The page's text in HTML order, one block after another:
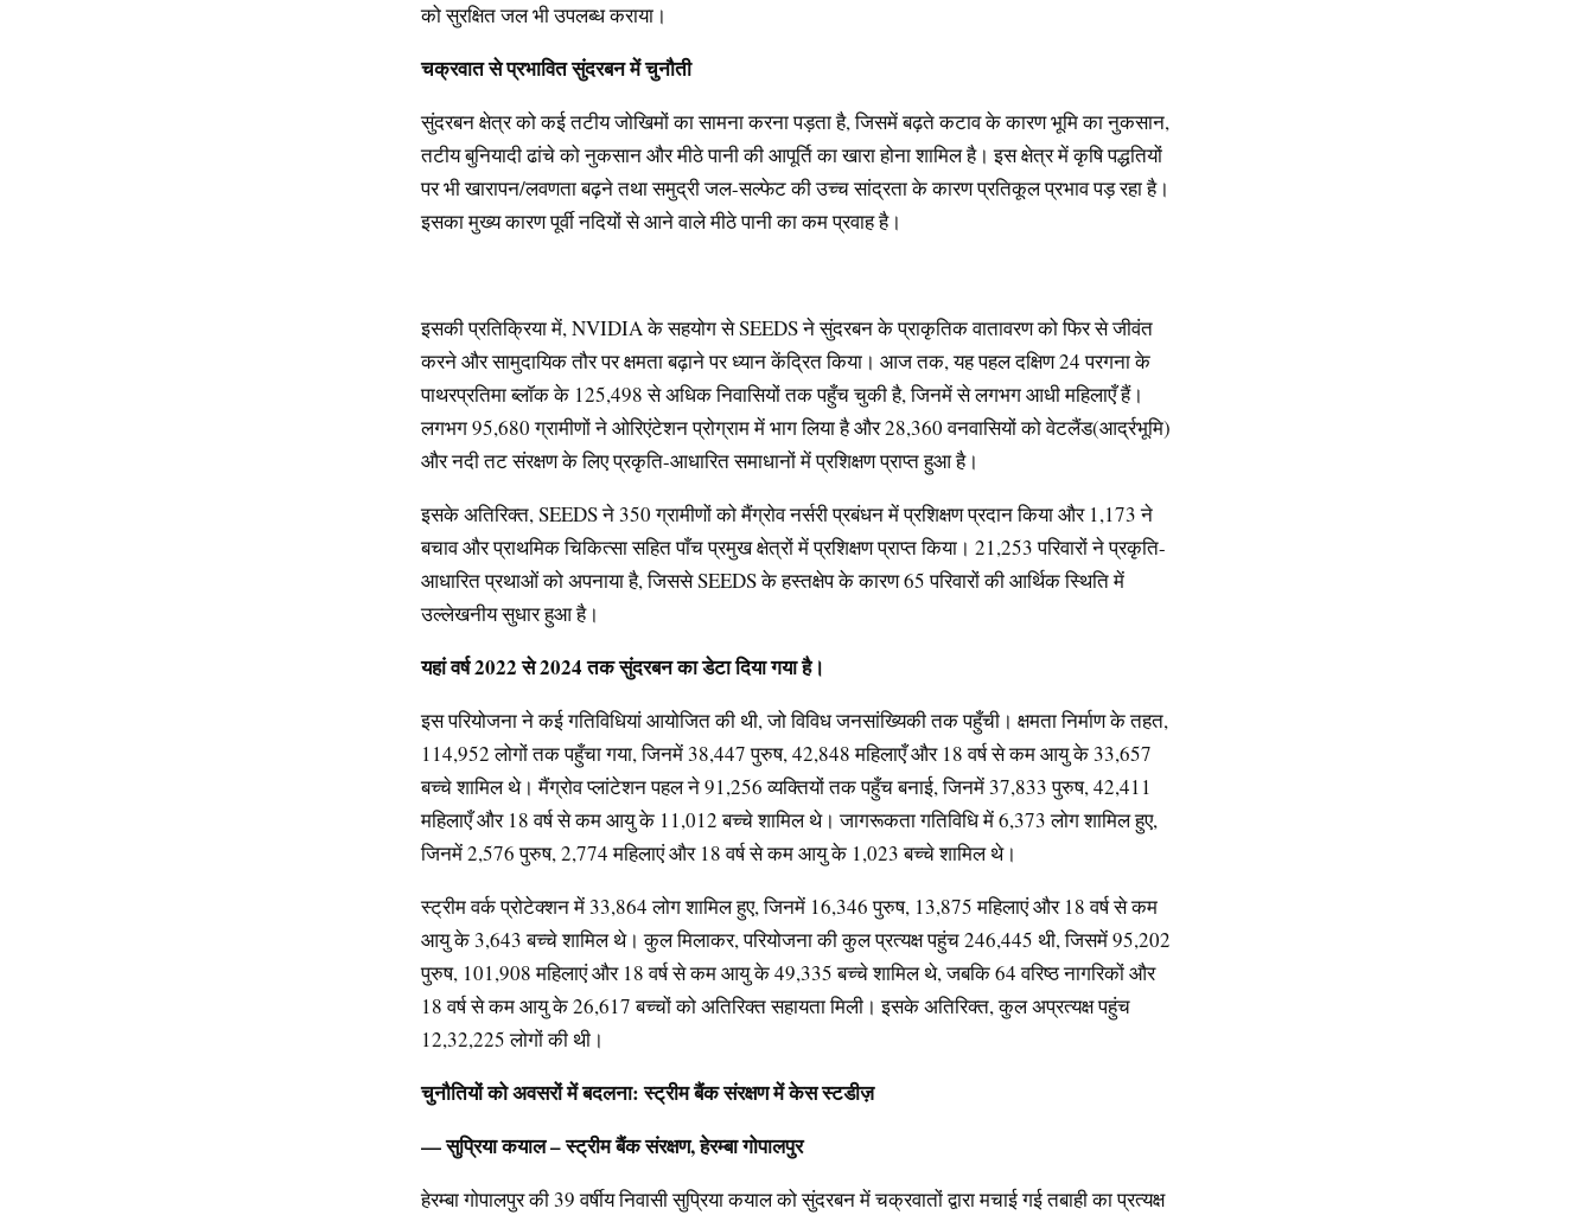
को सुरक्षित जल भी उपलब्ध कराया।
चक्रवातसेप्रभावितसुंदरबनमेंचुनौती
सुंदरबन क्षेत्र को कई तटीय जोखिमों का सामना करना पड़ता है, जिसमें बढ़ते कटाव के कारण भूमि का नुकसान,
तटीय बुनियादी ढांचे को नुकसान और मीठे पानी की आपूर्ति का खारा होना शामिल है। इस क्षेत्र में कृषि पद्धतियों
पर भी खारापन/लवणता बढ़ने तथा समुद्री जल-सल्फेट की उच्च सांद्रता के कारण प्रतिकूल प्रभाव पड़ रहा है।
इसका मुख्य कारण पूर्वी नदियों से आने वाले मीठे पानी का कम प्रवाह है।
इसकी प्रतिक्रिया में, NVIDIA के सहयोग से SEEDS ने सुंदरबन के प्राकृतिक वातावरण को फिर से जीवंत
करने और सामुदायिक तौर पर क्षमता बढ़ाने पर ध्यान केंद्रित किया। आज तक, यह पहल दक्षिण 24 परगना के
पाथरप्रतिमा ब्लॉक के 125,498 से अधिक निवासियों तक पहुँच चुकी है, जिनमें से लगभग आधी महिलाएँ हैं।
लगभग 95,680 ग्रामीणों ने ओरिएंटेशन प्रोग्राम में भाग लिया है और 28,360 वनवासियों को वेटलैंड(आर्द्रभूमि)
और नदी तट संरक्षण के लिए प्रकृति-आधारित समाधानों में प्रशिक्षण प्राप्त हुआ है।
इसके अतिरिक्त, SEEDS ने 350 ग्रामीणों को मैंग्रोव नर्सरी प्रबंधन में प्रशिक्षण प्रदान किया और 1,173 ने
बचाव और प्राथमिक चिकित्सा सहित पाँच प्रमुख क्षेत्रों में प्रशिक्षण प्राप्त किया। 21,253 परिवारों ने प्रकृति-
आधारित प्रथाओं को अपनाया है, जिससे SEEDS के हस्तक्षेप के कारण 65 परिवारों की आर्थिक स्थिति में
उल्लेखनीय सुधार हुआ है।
यहांवर्ष2022से2024तकसुंदरबनकाडेटादियागयाहै।
इस परियोजना ने कई गतिविधियां आयोजित की थी, जो विविध जनसांख्यिकी तक पहुँची। क्षमता निर्माण के तहत,
114,952 लोगों तक पहुँचा गया, जिनमें 38,447 पुरुष, 42,848 महिलाएँ और 18 वर्ष से कम आयु के 33,657
बच्चे शामिल थे। मैंग्रोव प्लांटेशन पहल ने 91,256 व्यक्तियों तक पहुँच बनाई, जिनमें 37,833 पुरुष, 42,411
महिलाएँ और 18 वर्ष से कम आयु के 11,012 बच्चे शामिल थे। जागरूकता गतिविधि में 6,373 लोग शामिल हुए,
जिनमें 2,576 पुरुष, 2,774 महिलाएं और 18 वर्ष से कम आयु के 1,023 बच्चे शामिल थे।
स्ट्रीम वर्क प्रोटेक्शन में 33,864 लोग शामिल हुए, जिनमें 16,346 पुरुष, 13,875 महिलाएं और 18 वर्ष से कम
आयु के 3,643 बच्चे शामिल थे। कुल मिलाकर, परियोजना की कुल प्रत्यक्ष पहुंच 246,445 थी, जिसमें 95,202
पुरुष, 101,908 महिलाएं और 18 वर्ष से कम आयु के 49,335 बच्चे शामिल थे, जबकि 64 वरिष्ठ नागरिकों और
18 वर्ष से कम आयु के 26,617 बच्चों को अतिरिक्त सहायता मिली। इसके अतिरिक्त, कुल अप्रत्यक्ष पहुंच
12,32,225 लोगों की थी।
चुनौतियोंकोअवसरोंमेंबदलना:स्ट्रीमबैंकसंरक्षणमेंकेसस्टडीज़
—सुप्रियाकयाल–स्ट्रीमबैंकसंरक्षण,हेरम्बागोपालपुर
हेरम्बा गोपालपुर की 39 वर्षीय निवासी सुप्रिया कयाल को सुंदरबन में चक्रवातों द्वारा मचाई गई तबाही का प्रत्यक्ष